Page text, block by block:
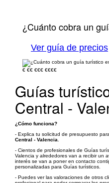
¿Cuánto cobra un
Ver guía de precios
€ €€ €€€ €€€€
Guías
Central -
¿Cómo funciona?
- Explica tu solicitud de presupuesto
Central - Valencia
- Cientos de profesionales de Guías
Valencia y alrededores van a recibir un
interés se van a poner en contacto
personalizadas para Guías turísticos.
- Puedes ver las valoraciones de otros